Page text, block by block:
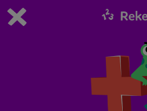
Dit is de gratis
Bestel
0